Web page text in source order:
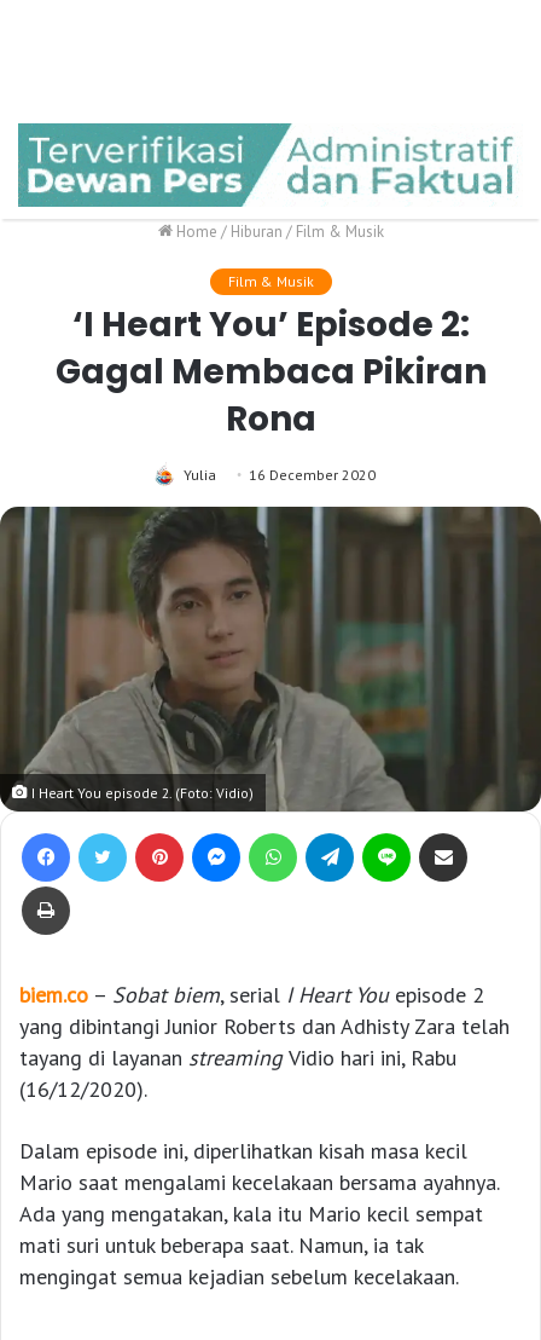
Home / Hiburan / Film & Musik
Film & Musik
‘I Heart You’ Episode 2:
Gagal Membaca Pikiran
Rona
Yulia 16 December 2020
I Heart You episode 2. (Foto: Vidio)
biem.co – Sobat biem, serial I Heart You episode 2
yang dibintangi Junior Roberts dan Adhisty Zara telah
tayang di layanan streamingVidio hari ini, Rabu
(16/12/2020).
Dalam episode ini, diperlihatkan kisah masa kecil
Mario saat mengalami kecelakaan bersama ayahnya.
Ada yang mengatakan, kala itu Mario kecil sempat
mati suri untuk beberapa saat. Namun, ia tak
mengingat semua kejadian sebelum kecelakaan.